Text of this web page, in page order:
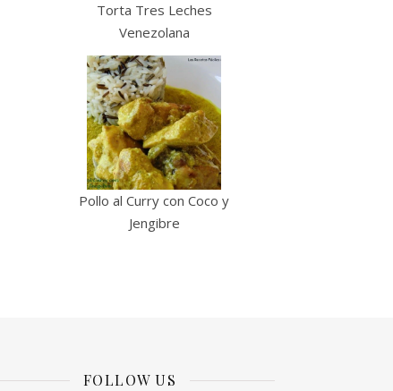
Torta Tres Leches
Venezolana
Pollo al Curry con Coco y
Jengibre
FOLLOW US